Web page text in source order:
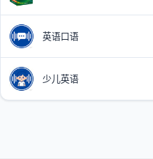
英语口语
少儿英语